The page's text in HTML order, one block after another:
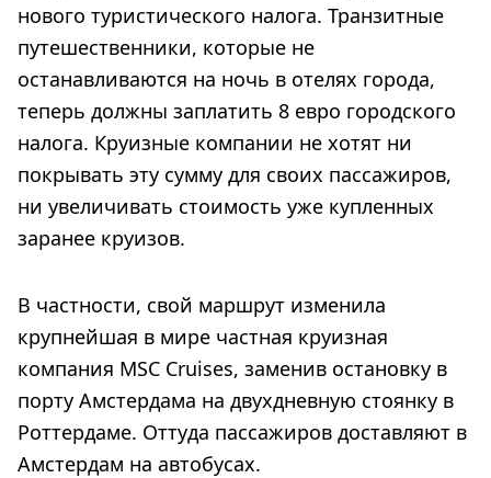
нового туристического налога. Транзитные
путешественники, которые не
останавливаются на ночь в отелях города,
теперь должны заплатить 8 евро городского
налога. Круизные компании не хотят ни
покрывать эту сумму для своих пассажиров,
ни увеличивать стоимость уже купленных
заранее круизов.
В частности, свой маршрут изменила
крупнейшая в мире частная круизная
компания MSC Cruises, заменив остановку в
порту Амстердама на двухдневную стоянку в
Роттердаме. Оттуда пассажиров доставляют в
Амстердам на автобусах.